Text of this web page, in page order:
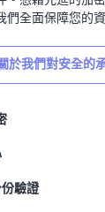
全面保障您的
於我們對安全的
驗證